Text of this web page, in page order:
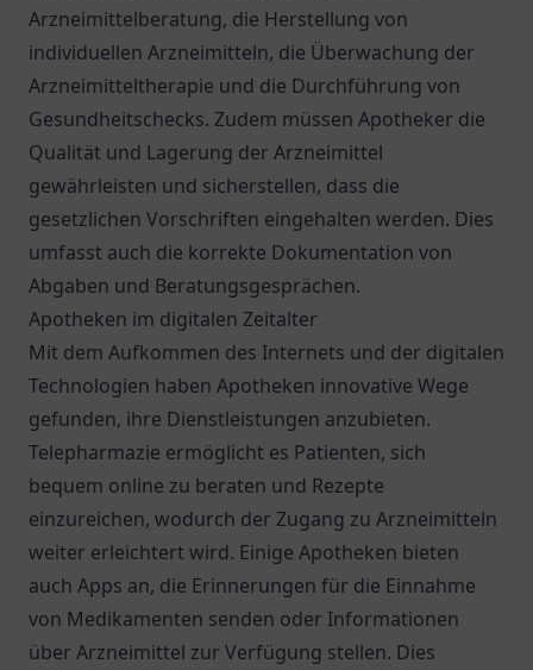
Arzneimittelberatung, die Herstellung von
individuellen Arzneimitteln, die Überwachung der
Arzneimitteltherapie und die Durchführung von
Gesundheitschecks. Zudem müssen Apotheker die
Qualität und Lagerung der Arzneimittel
gewährleisten und sicherstellen, dass die
gesetzlichen Vorschriften eingehalten werden. Dies
umfasst auch die korrekte Dokumentation von
Abgaben und Beratungsgesprächen.
Apotheken im digitalen Zeitalter
Mit dem Aufkommen des Internets und der digitalen
Technologien haben Apotheken innovative Wege
gefunden, ihre Dienstleistungen anzubieten.
Telepharmazie ermöglicht es Patienten, sich
bequem online zu beraten und Rezepte
einzureichen, wodurch der Zugang zu Arzneimitteln
weiter erleichtert wird. Einige Apotheken bieten
auch Apps an, die Erinnerungen für die Einnahme
von Medikamenten senden oder Informationen
über Arzneimittel zur Verfügung stellen. Dies